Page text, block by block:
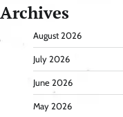
Archives
August 2026
July 2026
June 2026
May 2026